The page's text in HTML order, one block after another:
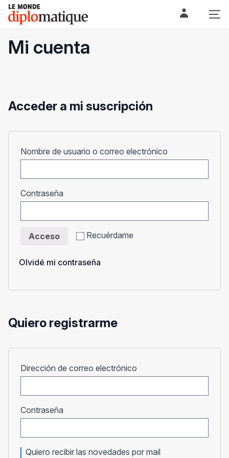
Skip
content
Le monde diplomatique
Mi cuenta
Acceder a mi suscripción
Nombre de usuario o correo electrónico
Contraseña
Recuérdame
Acceso
Olvidé mi contraseña
Quiero registrarme
Dirección de correo electrónico
Contraseña
Quiero recibir las novedades por mail